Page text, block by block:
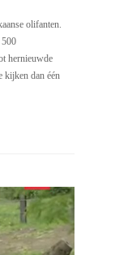
olifanten.
hernieuwde
kijken dan één